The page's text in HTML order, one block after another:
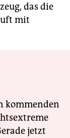
das die
mit
kommenden
jetzt